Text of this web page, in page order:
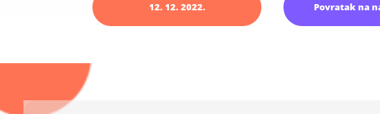
12. 12. 2022. Povratak na